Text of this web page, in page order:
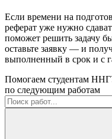
Если времени на
реферат уже нужно
поможет решить задачу
оставьте заявку — и
выполненный в срок и с
Помогаем студентам
по следующим работам